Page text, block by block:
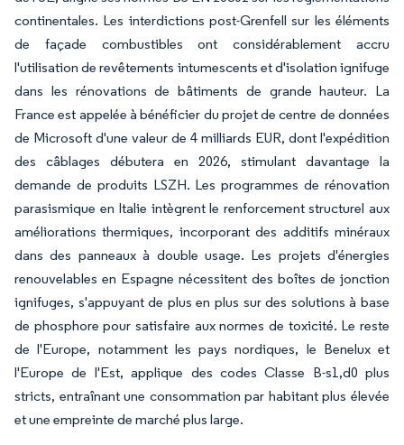
continentales. Les interdictions post-Grenfell sur les éléments
de façade combustibles ont considérablement accru
l'utilisation de revêtements intumescents et d'isolation ignifuge
dans les rénovations de bâtiments de grande hauteur. La
France est appelée à bénéficier du projet de centre de données
de Microsoft d'une valeur de 4 milliards EUR, dont l'expédition
des câblages débutera en 2026, stimulant davantage la
demande de produits LSZH. Les programmes de rénovation
parasismique en Italie intègrent le renforcement structurel aux
améliorations thermiques, incorporant des additifs minéraux
dans des panneaux à double usage. Les projets d'énergies
renouvelables en Espagne nécessitent des boîtes de jonction
ignifuges, s'appuyant de plus en plus sur des solutions à base
de phosphore pour satisfaire aux normes de toxicité. Le reste
de l'Europe, notamment les pays nordiques, le Benelux et
l'Europe de l'Est, applique des codes Classe B-s1,d0 plus
stricts, entraînant une consommation par habitant plus élevée
et une empreinte de marché plus large.